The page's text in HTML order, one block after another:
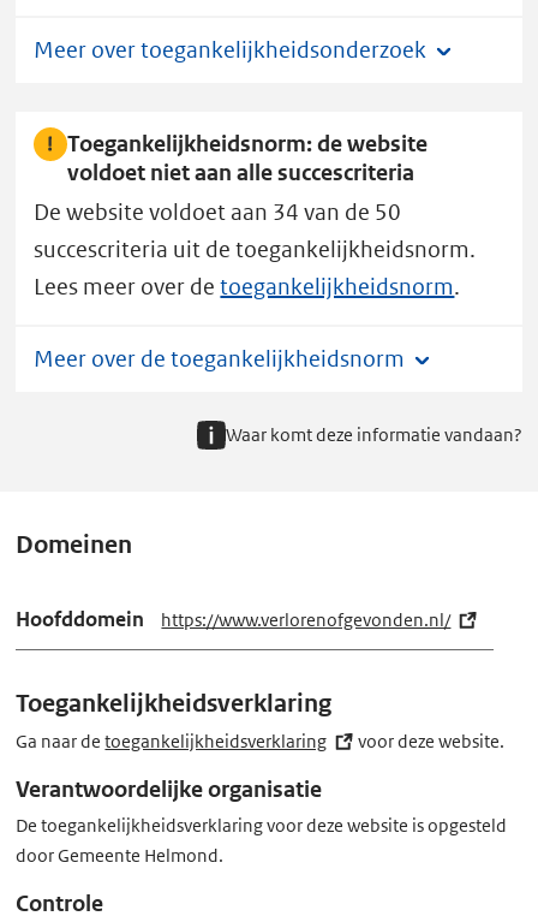
Meer over toegankelijkheidsonderzoek
Toegankelijkheidsnorm: de website
voldoet niet aan alle succescriteria
De website voldoet aan 34 van de 50
succescriteria uit de toegankelijkheidsnorm.
Lees meer over detoegankelijkheidsnorm.
Meer over de toegankelijkheidsnorm
Waar komt deze informatie vandaan?
Domeinen
Hoofddomein https://www.verlorenofgevonden.nl/ (e
x
r
l
Toegankelijkheidsverklaring
Ga naar detoegankelijkheidsverklaring (externe
voor deze website.
Verantwoordelijke organisatie
De toegankelijkheidsverklaring voor deze website is opgesteld
door Gemeente Helmond.
Controle